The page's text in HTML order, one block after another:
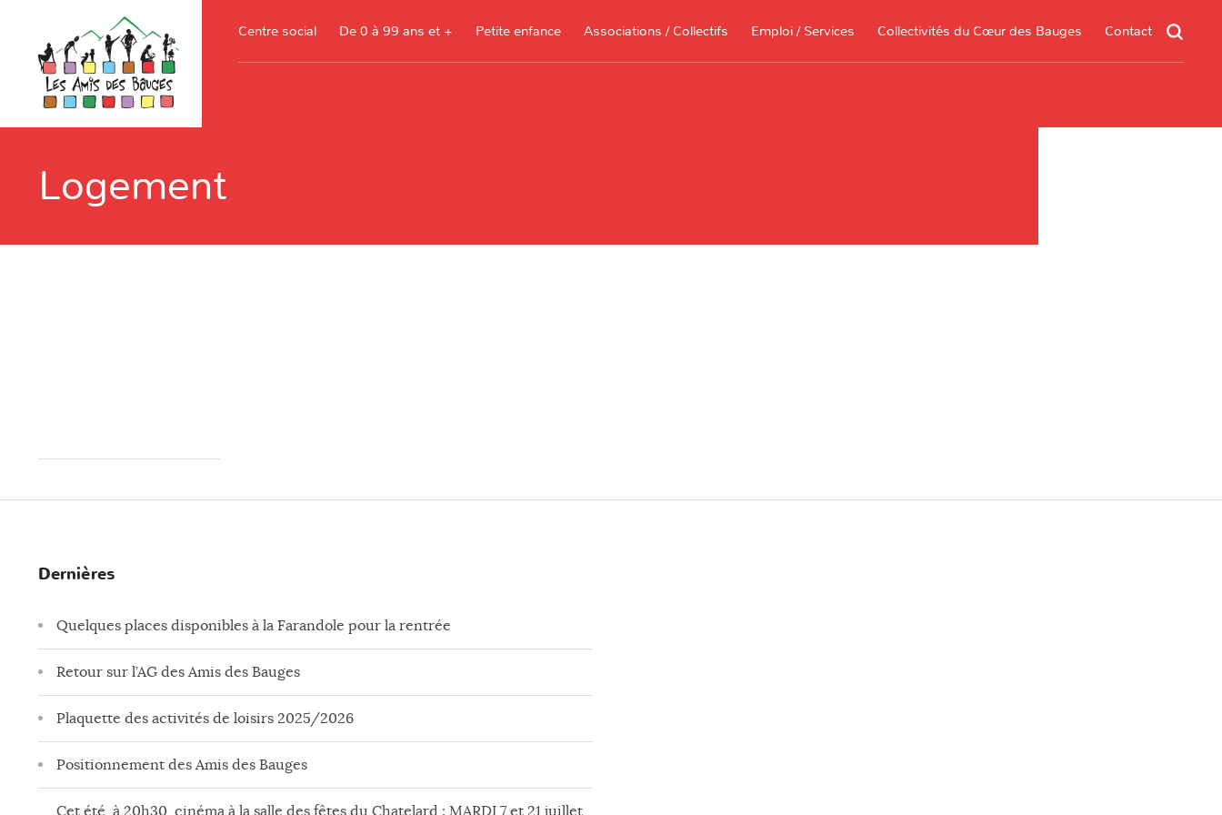
Centre social De 0 à 99 ans et + Petite enfance Associations / Collectifs Emploi / Services Collectivités du Cœur des Bauges Contact
Logement
Dernières
Quelques places disponibles à la Farandole pour la rentrée
Retour sur l’AG des Amis des Bauges
Plaquette des activités de loisirs 2025/2026
Positionnement des Amis des Bauges
Cet été, à 20h30, cinéma à la salle des fêtes du Chatelard : MARDI 7 et 21 juillet